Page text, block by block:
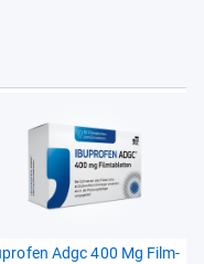
Adgc 400 Mg Film­